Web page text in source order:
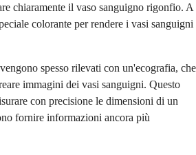
chiaramente il vaso sanguigno rigonfio. A
colorante per rendere i vasi sanguigni
spesso rilevati con un'ecografia, che
immagini dei vasi sanguigni. Questo
con precisione le dimensioni di un
fornire informazioni ancora più